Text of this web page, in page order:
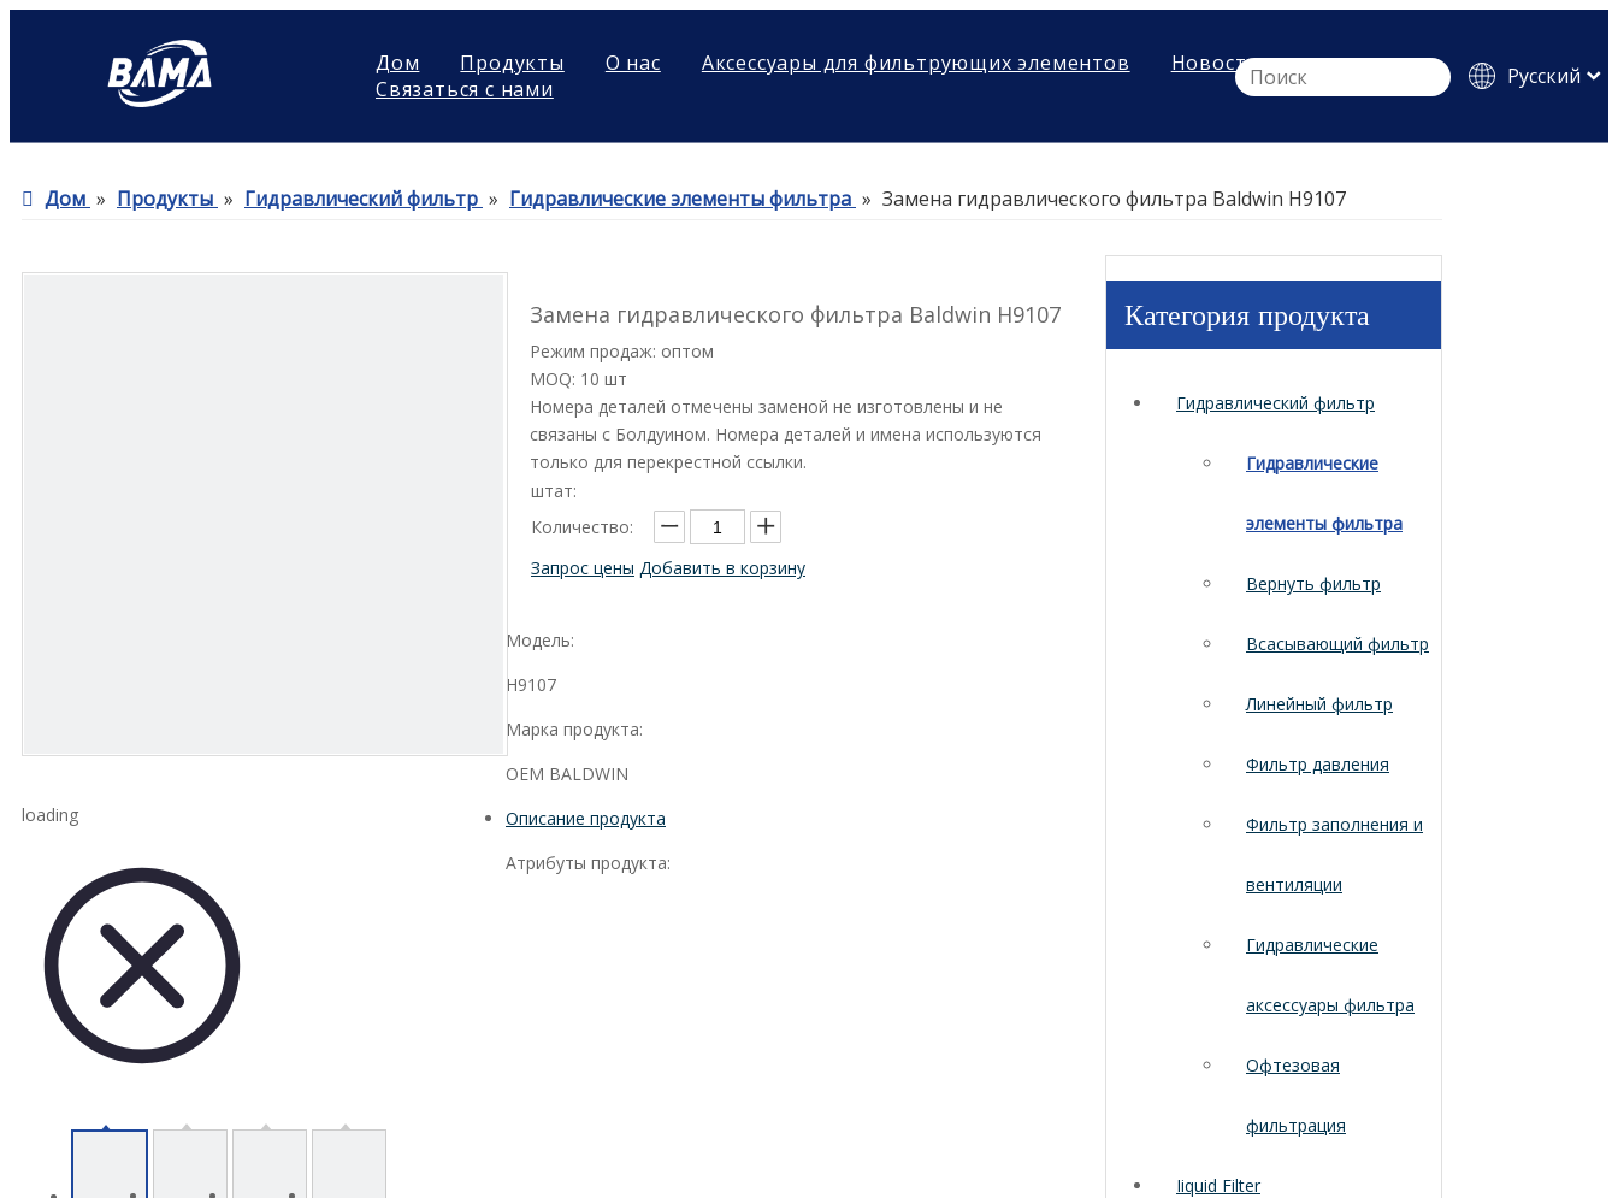
Дом Продукты О нас Аксессуары для фильтрующих элементов
Новости
Связаться с нами
Pусский
Дом » Продукты » Гидравлический фильтр » Гидравлические элементы фильтра » Замена гидравлического фильтра Baldwin H9107
loading
Замена гидравлического фильтра Baldwin H9107
Режим продаж: оптом
MOQ: 10 шт
Номера деталей отмечены заменой не изготовлены и не
связаны с Болдуином. Номера деталей и имена используются
только для перекрестной ссылки.
штат:
Количество:
Запрос цены Добавить в корзину
Модель:
H9107
Марка продукта:
OEM BALDWIN
Описание продукта
Атрибуты продукта:
Категория продукта
Гидравлический фильтр
Гидравлические
элементы фильтра
Вернуть фильтр
Всасывающий фильтр
Линейный фильтр
Фильтр давления
Фильтр заполнения и
вентиляции
Гидравлические
аксессуары фильтра
Офтезовая
фильтрация
Iiquid Filter